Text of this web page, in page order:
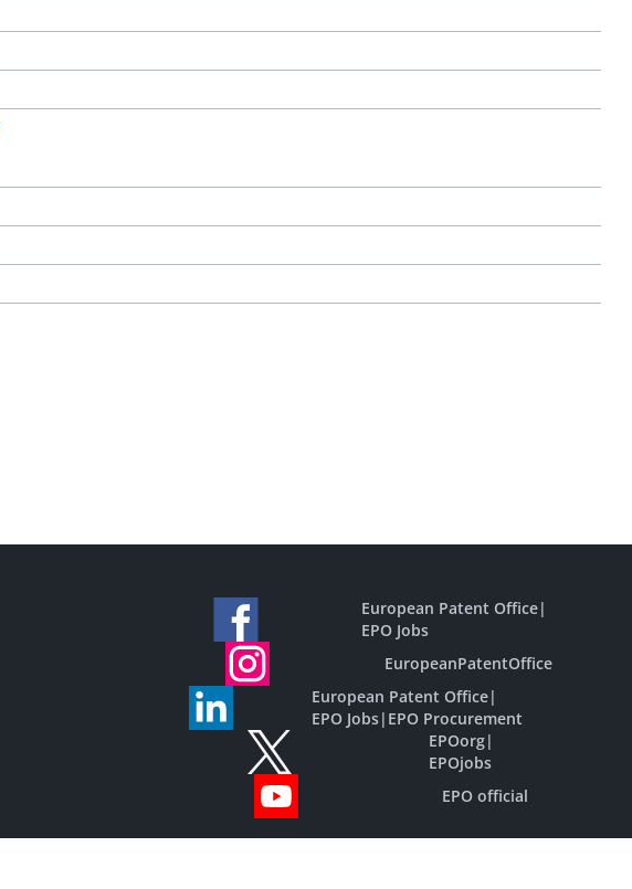
European Patent Office|
EPO Jobs
EuropeanPatentOffice
European Patent Office|
EPO Jobs| EPO Procurement
EPOorg|
EPOjobs
EPO official